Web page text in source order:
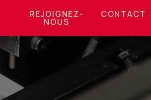
REJOIGNEZ-
NOUS
CONTACT